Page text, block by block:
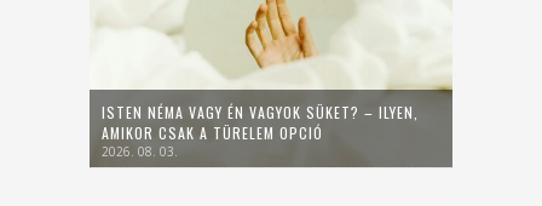
ISTEN NÉMA VAGY ÉN VAGYOK SÜKET? – ILYEN,
AMIKOR CSAK A TÜRELEM OPCIÓ
2026. 08. 03.